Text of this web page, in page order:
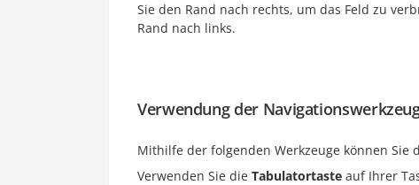
Sie den Rand nach rechts, um das Feld zu
Rand nach links.
Verwendung der
Mithilfe der folgenden Werkzeuge können
Verwenden Sie die Tabulatortaste auf Ihrer